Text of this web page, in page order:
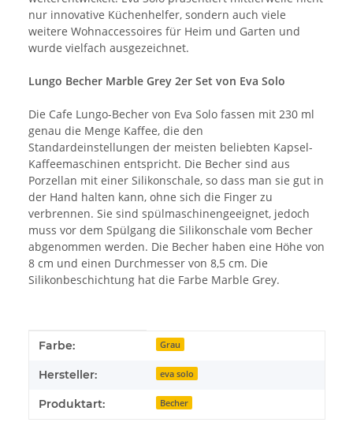
nur innovative Küchenhelfer, sondern auch viele
weitere Wohnaccessoires für Heim und Garten und
wurde vielfach ausgezeichnet.
Lungo Becher Marble Grey 2er Set von Eva Solo
Die Cafe Lungo-Becher von Eva Solo fassen mit 230 ml
genau die Menge Kaffee, die den
Standardeinstellungen der meisten beliebten Kapsel-
Kaffeemaschinen entspricht. Die Becher sind aus
Porzellan mit einer Silikonschale, so dass man sie gut in
der Hand halten kann, ohne sich die Finger zu
verbrennen. Sie sind spülmaschinengeeignet, jedoch
muss vor dem Spülgang die Silikonschale vom Becher
abgenommen werden. Die Becher haben eine Höhe von
8 cm und einen Durchmesser von 8,5 cm. Die
Silikonbeschichtung hat die Farbe Marble Grey.
Produkteigenschaft
Wert
Farbe: Grau
Hersteller: eva solo
Produktart: Becher